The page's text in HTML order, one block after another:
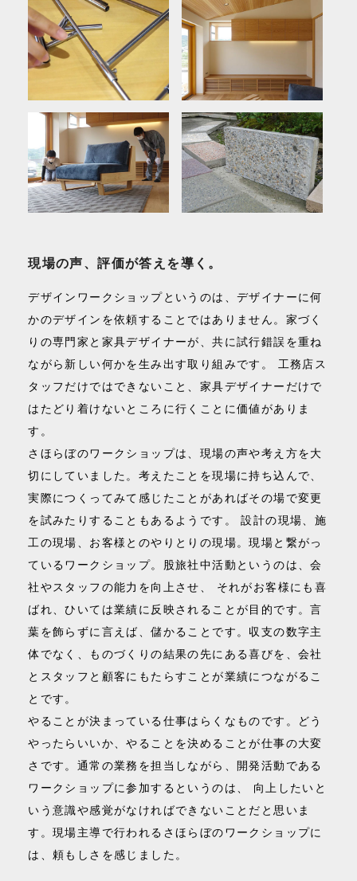
現場の声、評価が答えを導く。
デザインワークショップというのは、デザイナーに何
かのデザインを依頼することではありません。家づく
りの専門家と家具デザイナーが、共に試行錯誤を重ね
ながら新しい何かを生み出す取り組みです。 工務店ス
タッフだけではできないこと、家具デザイナーだけで
はたどり着けないところに行くことに価値がありま
す。
さほらぼのワークショップは、現場の声や考え方を大
切にしていました。考えたことを現場に持ち込んで、
実際につくってみて感じたことがあればその場で変更
を試みたりすることもあるようです。 設計の現場、施
工の現場、お客様とのやりとりの現場。現場と繋がっ
ているワークショップ。股旅社中活動というのは、会
社やスタッフの能力を向上させ、 それがお客様にも喜
ばれ、ひいては業績に反映されることが目的です。言
葉を飾らずに言えば、儲かることです。収支の数字主
体でなく、ものづくりの結果の先にある喜びを、会社
とスタッフと顧客にもたらすことが業績につながるこ
とです。
やることが決まっている仕事はらくなものです。どう
やったらいいか、やることを決めることが仕事の大変
さです。通常の業務を担当しながら、開発活動である
ワークショップに参加するというのは、 向上したいと
いう意識や感覚がなければできないことだと思いま
す。現場主導で行われるさほらぼのワークショップに
は、頼もしさを感じました。